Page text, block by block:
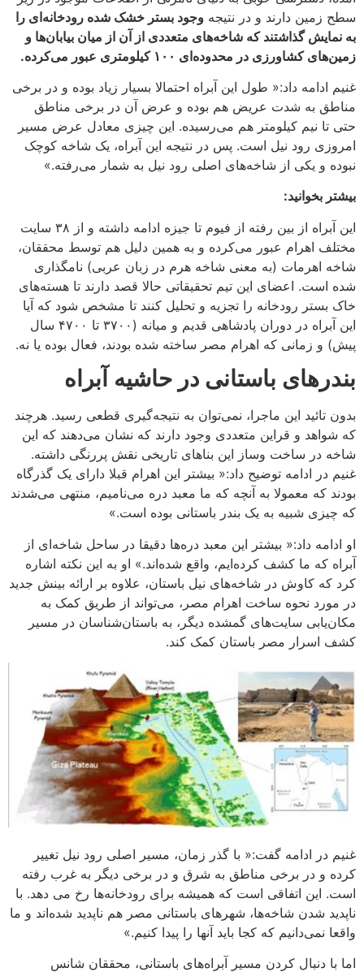
سطح زمین دارند و در نتیجه وجود بستر خشک شده رودخانه‌ای را
به نمایش گذاشتند که شاخه‌های متعددی از آن از میان بیابان‌ها و
زمین‌های کشاورزی در محدوده‌ای ۱۰۰ کیلومتری عبور می‌کرده.
غنیم ادامه داد:« طول این آبراه احتمالا بسیار زیاد بوده و در برخی
مناطق به شدت عریض هم بوده و عرض آن در برخی مناطق
حتی تا نیم کیلومتر هم می‌رسیده. این چیزی معادل عرض مسیر
امروزی رود نیل است. پس در نتیجه این آبراه، یک شاخه کوچک
نبوده و یکی از شاخه‌های اصلی رود نیل به شمار می‌رفته.»
بیشتر بخوانید:
این آبراه از بین رفته از فیوم تا جیزه ادامه داشته و از ۳۸ سایت
مختلف اهرام عبور می‌کرده و به همین دلیل هم توسط محققان،
شاخه اهرمات (به معنی شاخه هرم در زبان عربی) نامگذاری
شده است. اعضای این تیم تحقیقاتی حالا قصد دارند تا هسته‌های
خاک بستر رودخانه را تجزیه و تحلیل کنند تا مشخص شود که آیا
این آبراه در دوران پادشاهی قدیم و میانه (۳۷۰۰ تا ۴۷۰۰ سال
پیش) و زمانی که اهرام مصر ساخته شده بودند، فعال بوده یا نه.
بندرهای باستانی در حاشیه آبراه
بدون تائید این ماجرا، نمی‌توان به نتیجه‌گیری قطعی رسید. هرچند
که شواهد و قراین متعددی وجود دارند که نشان می‌دهند که این
شاخه در ساخت وساز این بناهای تاریخی نقش پررنگی داشته.
غنیم در ادامه توضیح داد:« بیشتر این اهرام قبلا دارای یک گذرگاه
بودند که معمولا به آنچه که ما معبد دره می‌نامیم، منتهی می‌شدند
که چیزی شبیه به یک بندر باستانی بوده است.»
او ادامه داد:« بیشتر این معبد دره‌ها دقیقا در ساحل شاخه‌ای از
آبراه که ما کشف کرده‌ایم، واقع شده‌اند.» او به این نکته اشاره
کرد که کاوش در شاخه‌های نیل باستان، علاوه بر ارائه بینش جدید
در مورد نحوه ساخت اهرام مصر، می‌تواند از طریق کمک به
مکان‌یابی سایت‌های گمشده دیگر، به باستان‌شناسان در مسیر
کشف اسرار مصر باستان کمک کند.
غنیم در ادامه گفت:« با گذر زمان، مسیر اصلی رود نیل تغییر
کرده و در برخی مناطق به شرق و در برخی دیگر به غرب رفته
است. این اتفاقی است که همیشه برای رودخانه‌ها رخ می دهد. با
ناپدید شدن شاخه‌ها، شهرهای باستانی مصر هم ناپدید شده‌اند و ما
واقعا نمی‌دانیم که کجا باید آنها را پیدا کنیم.»
اما با دنبال کردن مسیر آبراه‌های باستانی، محققان شانس